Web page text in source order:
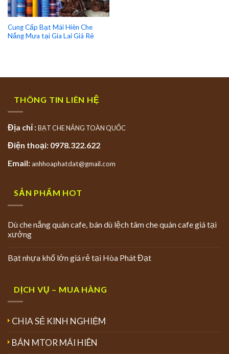
Cung Cấp Bạt Mái Hiên Che
Nắng Mưa tại Gia Lai Giá Rẻ
THÔNG TIN LIÊN HỆ
Địa chỉ :BẠT CHE NẮNG TOÀN QUỐC
Điện thoại: 0978.322.622
Email:anhhoaphatdat@gmail.com
SẢN PHẨM HOT
Dù che nắng quán cafe, bán dù lệch tâm che quán cafe giá tại
xưởng
Bạt nhựa khổ lớn giá rẻ tại Hòa Phát Đạt
DỊCH VỤ – MUA HÀNG
CHIA SẺ KINH NGHIỆM
BÁN MTOR MÁI HIÊN